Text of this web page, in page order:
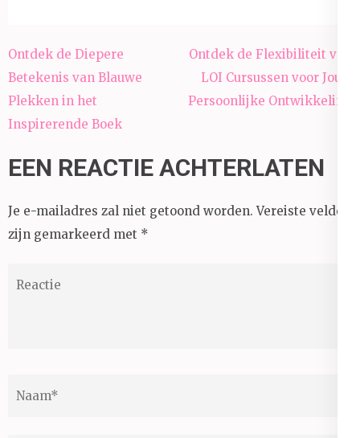
Berichtnavigatie
Ontdek de Diepere
Betekenis van Blauwe
Plekken in het
Inspirerende Boek
Ontdek de Flexibiliteit van
LOI Cursussen voor Jouw
Persoonlijke Ontwikkeling
EEN REACTIE ACHTERLATEN
Je e-mailadres zal niet getoond worden. Vereiste velden
zijn gemarkeerd met *